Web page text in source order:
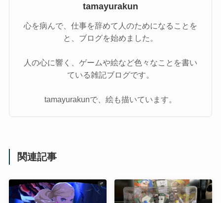
tamayurakun
心を病んで、仕事を辞めて人のためになることを
と、ブログを始めました。
人の心に響く、ゲームや絵など色々なことを書い
ている雑記ブログです。
tamayurakunで、絵も描いています。
関連記事